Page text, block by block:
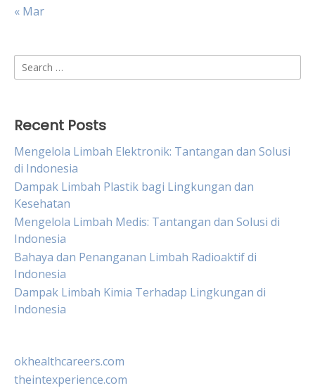
« Mar
Search
for:
Recent Posts
Mengelola Limbah Elektronik: Tantangan dan Solusi
di Indonesia
Dampak Limbah Plastik bagi Lingkungan dan
Kesehatan
Mengelola Limbah Medis: Tantangan dan Solusi di
Indonesia
Bahaya dan Penanganan Limbah Radioaktif di
Indonesia
Dampak Limbah Kimia Terhadap Lingkungan di
Indonesia
okhealthcareers.com
theintexperience.com